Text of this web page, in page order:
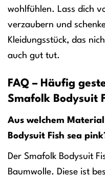
wohlfühlen. Lass dich
verzaubern und
Kleidungsstück, das
auch gut tut.
FAQ – Häufig
Smafolk Bodysuit
Aus welchem
Bodysuit Fish sea
Der Smafolk Bodysuit
Baumwolle. Diese ist